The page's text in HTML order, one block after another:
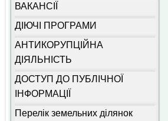
ВАКАНСІЇ
ДІЮЧІ ПРОГРАМИ
АНТИКОРУПЦІЙНА
ДІЯЛЬНІСТЬ
ДОСТУП ДО ПУБЛІЧНОЇ
ІНФОРМАЦІЇ
Перелік земельних ділянок